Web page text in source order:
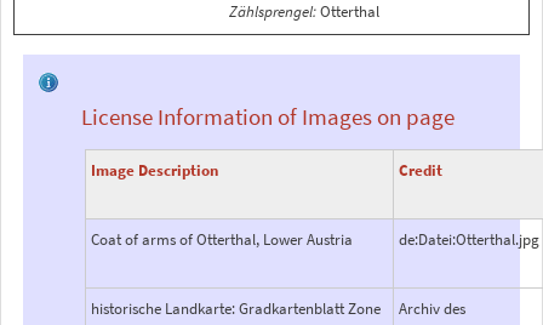
Zählsprengel: Otterthal
License Information of Images on page
Image Description Credit
Coat of arms of Otterthal, Lower Austria de:Datei:Otterthal.jpg
historische Landkarte: Gradkartenblatt Zone
Archiv des